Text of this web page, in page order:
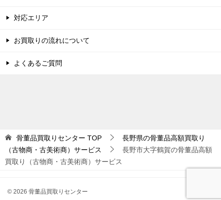
対応エリア
お買取りの流れについて
よくあるご質問
骨董品買取りセンター TOP
長野県の骨董品高額買取り
（古物商・古美術商）サービス
長野市大字鶴賀の骨董品高額
買取り（古物商・古美術商）サービス
© 2026 骨董品買取りセンター